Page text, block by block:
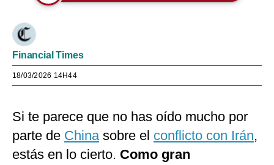
Financial Times
18/03/2026 14H44
Si te parece que no has oído mucho por
parte de Chinasobre el conflicto con Irán,
estás en lo cierto. Como gran